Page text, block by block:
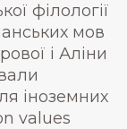
філології
мов
і Аліни
іноземних
values